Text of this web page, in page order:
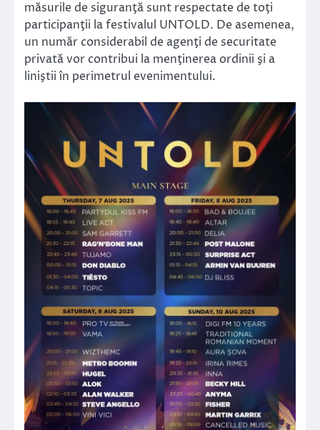
măsurile de siguranţă sunt respectate de toţi
participanţii la festivalul UNTOLD. De asemenea,
un număr considerabil de agenţi de securitate
privată vor contribui la menţinerea ordinii şi a
liniştii în perimetrul evenimentului.